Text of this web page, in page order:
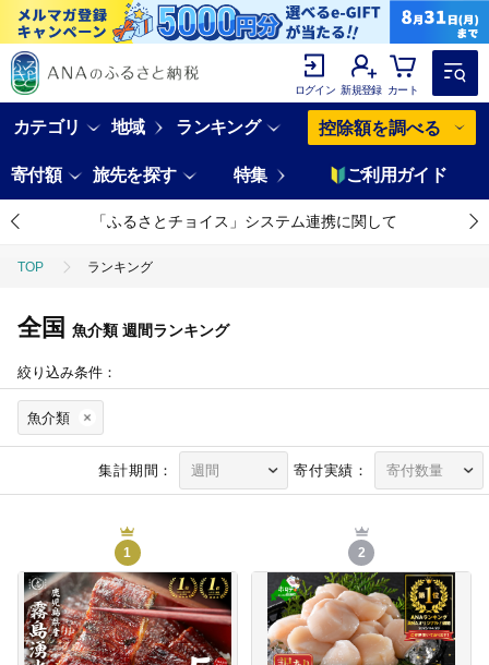
ログイン 新規登録 カート
カテゴリ 地域 ランキング 控除額を調べる
寄付額 旅先を探す 特集 ご利用ガイド
「ふるさとチョイス」システム連携に関して
TOP ランキング
全国 魚介類 週間ランキング
絞り込み条件：
魚介類
集計期間： 寄付実績：
1 2